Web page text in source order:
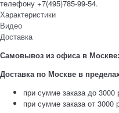
телефону +7(495)785-99-54.
Характеристики
Видео
Доставка
Самовывоз из офиса в Москве:
Доставка по Москве в
при сумме заказа до 3000
при сумме заказа от 3000